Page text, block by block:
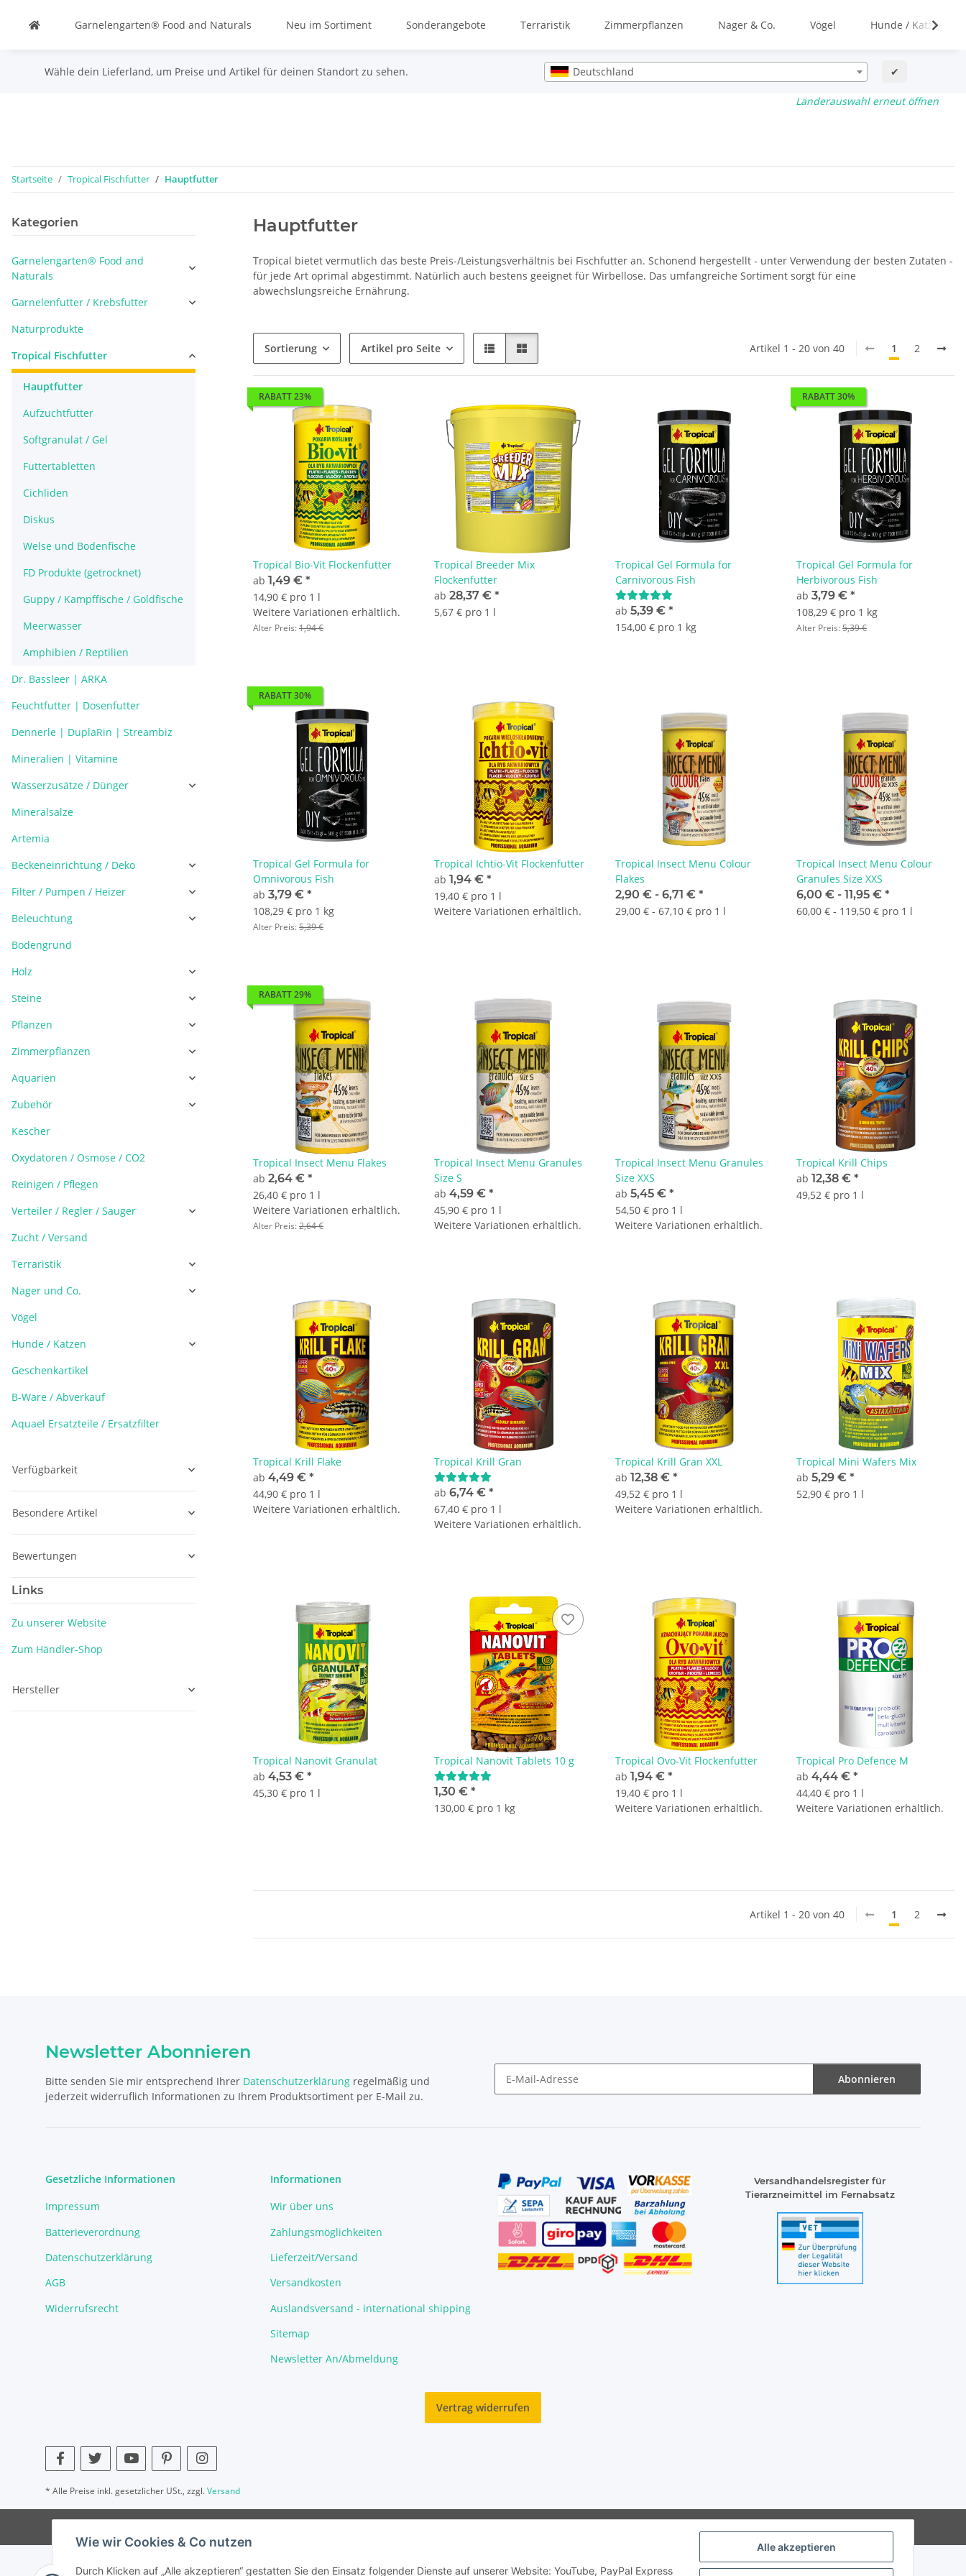
Alle akzeptieren
Wie wir Cookies & Co nutzen
Durch Klicken auf „Alle akzeptieren“ gestatten Sie den Einsatz folgender Dienste auf unserer Website: YouTube, PayPal Express
Garnelengarten® Food and Naturals Neu im Sortiment Sonderangebote Terraristik Zimmerpflanzen Nager & Co. Vögel Hunde / Katzen
Wähle dein Lieferland, um Preise und Artikel für deinen Standort zu sehen. Deutschland ✔
Länderauswahl erneut öffnen
Startseite Tropical Fischfutter Hauptfutter
Hauptfutter
Tropical bietet vermutlich das beste Preis-/Leistungsverhältnis bei Fischfutter an. Schonend hergestellt - unter Verwendung der besten Zutaten -
für jede Art oprimal abgestimmt. Natürlich auch bestens geeignet für Wirbellose. Das umfangreiche Sortiment sorgt für eine
abwechslungsreiche Ernährung.
Sortierung Artikel pro Seite Artikel 1 - 20 von 40 1 2
RABATT 23%
Tropical Bio-Vit Flockenfutter
ab 1,49 € *
14,90 € pro 1 l
Weitere Variationen erhältlich.
Alter Preis:1,94 €
Tropical Breeder Mix
Flockenfutter
ab 28,37 € *
5,67 € pro 1 l
Tropical Gel Formula for
Carnivorous Fish
ab 5,39 € *
154,00 € pro 1 kg
RABATT 30%
Tropical Gel Formula for
Herbivorous Fish
ab 3,79 € *
108,29 € pro 1 kg
Alter Preis:5,39 €
RABATT 30%
Tropical Gel Formula for
Omnivorous Fish
ab 3,79 € *
108,29 € pro 1 kg
Alter Preis:5,39 €
Tropical Ichtio-Vit Flockenfutter
ab 1,94 € *
19,40 € pro 1 l
Weitere Variationen erhältlich.
Tropical Insect Menu Colour
Flakes
2,90 € - 6,71 € *
29,00 € - 67,10 € pro 1 l
Tropical Insect Menu Colour
Granules Size XXS
6,00 € - 11,95 € *
60,00 € - 119,50 € pro 1 l
RABATT 29%
Tropical Insect Menu Flakes
ab 2,64 € *
26,40 € pro 1 l
Weitere Variationen erhältlich.
Alter Preis:2,64 €
Tropical Insect Menu Granules
Size S
ab 4,59 € *
45,90 € pro 1 l
Weitere Variationen erhältlich.
Tropical Insect Menu Granules
Size XXS
ab 5,45 € *
54,50 € pro 1 l
Weitere Variationen erhältlich.
Tropical Krill Chips
ab 12,38 € *
49,52 € pro 1 l
Tropical Krill Flake
ab 4,49 € *
44,90 € pro 1 l
Weitere Variationen erhältlich.
Tropical Krill Gran
ab 6,74 € *
67,40 € pro 1 l
Weitere Variationen erhältlich.
Tropical Krill Gran XXL
ab 12,38 € *
49,52 € pro 1 l
Weitere Variationen erhältlich.
Tropical Mini Wafers Mix
ab 5,29 € *
52,90 € pro 1 l
Tropical Nanovit Granulat
ab 4,53 € *
45,30 € pro 1 l
Tropical Nanovit Tablets 10 g
1,30 € *
130,00 € pro 1 kg
Tropical Ovo-Vit Flockenfutter
ab 1,94 € *
19,40 € pro 1 l
Weitere Variationen erhältlich.
Tropical Pro Defence M
ab 4,44 € *
44,40 € pro 1 l
Weitere Variationen erhältlich.
Artikel 1 - 20 von 40 1 2
Kategorien
Garnelengarten® Food and
Naturals
Garnelenfutter / Krebsfutter
Naturprodukte
Tropical Fischfutter
Hauptfutter
Aufzuchtfutter
Softgranulat / Gel
Futtertabletten
Cichliden
Diskus
Welse und Bodenfische
FD Produkte (getrocknet)
Guppy / Kampffische / Goldfische
Meerwasser
Amphibien / Reptilien
Dr. Bassleer | ARKA
Feuchtfutter | Dosenfutter
Dennerle | DuplaRin | Streambiz
Mineralien | Vitamine
Wasserzusätze / Dünger
Mineralsalze
Artemia
Beckeneinrichtung / Deko
Filter / Pumpen / Heizer
Beleuchtung
Bodengrund
Holz
Steine
Pflanzen
Zimmerpflanzen
Aquarien
Zubehör
Kescher
Oxydatoren / Osmose / CO2
Reinigen / Pflegen
Verteiler / Regler / Sauger
Zucht / Versand
Terraristik
Nager und Co.
Vögel
Hunde / Katzen
Geschenkartikel
B-Ware / Abverkauf
Aquael Ersatzteile / Ersatzfilter
Verfügbarkeit
Besondere Artikel
Bewertungen
Links
Zu unserer Website
Zum Händler-Shop
Hersteller
Newsletter Abonnieren
Bitte senden Sie mir entsprechend Ihrer Datenschutzerklärung regelmäßig und
jederzeit widerruflich Informationen zu Ihrem Produktsortiment per E-Mail zu.
Abonnieren
Gesetzliche Informationen
Impressum
Batterieverordnung
Datenschutzerklärung
AGB
Widerrufsrecht
Informationen
Wir über uns
Zahlungsmöglichkeiten
Lieferzeit/Versand
Versandkosten
Auslandsversand - international shipping
Sitemap
Newsletter An/Abmeldung
Versandhandelsregister für
Tierarzneimittel im Fernabsatz
Vertrag widerrufen
* Alle Preise inkl. gesetzlicher USt., zzgl.Versand